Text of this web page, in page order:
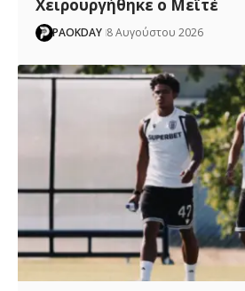
Χειρουργήθηκε ο Μεϊτέ
PAOKDAY 8 Αυγούστου 2026